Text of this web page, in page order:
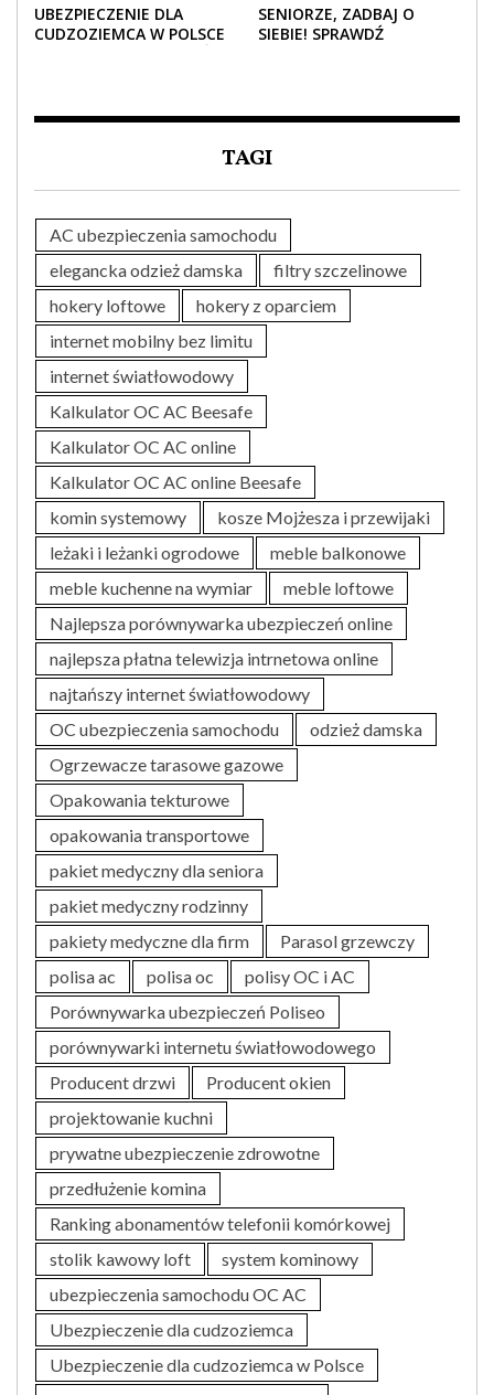
UBEZPIECZENIE DLA
CUDZOZIEMCA W POLSCE
SENIORZE, ZADBAJ O
SIEBIE! SPRAWDŹ
TAGI
AC ubezpieczenia samochodu
elegancka odzież damska
filtry szczelinowe
hokery loftowe
hokery z oparciem
internet mobilny bez limitu
internet światłowodowy
Kalkulator OC AC Beesafe
Kalkulator OC AC online
Kalkulator OC AC online Beesafe
komin systemowy
kosze Mojżesza i przewijaki
leżaki i leżanki ogrodowe
meble balkonowe
meble kuchenne na wymiar
meble loftowe
Najlepsza porównywarka ubezpieczeń online
najlepsza płatna telewizja intrnetowa online
najtańszy internet światłowodowy
OC ubezpieczenia samochodu
odzież damska
Ogrzewacze tarasowe gazowe
Opakowania tekturowe
opakowania transportowe
pakiet medyczny dla seniora
pakiet medyczny rodzinny
pakiety medyczne dla firm
Parasol grzewczy
polisa ac
polisa oc
polisy OC i AC
Porównywarka ubezpieczeń Poliseo
porównywarki internetu światłowodowego
Producent drzwi
Producent okien
projektowanie kuchni
prywatne ubezpieczenie zdrowotne
przedłużenie komina
Ranking abonamentów telefonii komórkowej
stolik kawowy loft
system kominowy
ubezpieczenia samochodu OC AC
Ubezpieczenie dla cudzoziemca
Ubezpieczenie dla cudzoziemca w Polsce